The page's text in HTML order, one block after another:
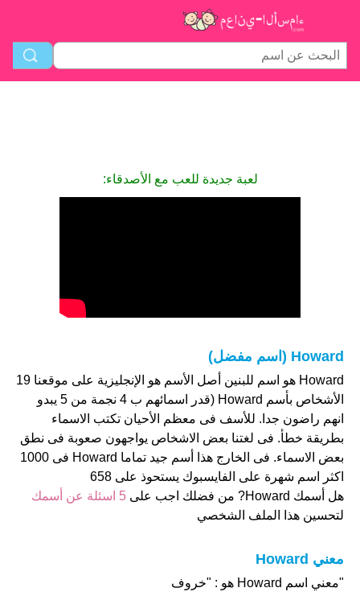
لعبة جديدة للعب مع الأصدقاء:
Howard (اسم مفضل)
Howard هو اسم للبنين أصل الأسم هو الإنجليزية على موقعنا 19
الأشخاص بأسم Howard (قدر اسمائهم ب 4 نجمة من 5 يبدو
انهم راضون جدا. للأسف فى معظم الأحيان تكتب الاسماء
بطريقة خطأ. فى لغتنا بعض الاشخاص يواجهون صعوبة فى نطق
بعض الاسماء. فى الخارج هذا أسم جيد تماما Howard فى 1000
اكثر اسم شهرة على الفايسبوك يستحوذ على 658
هل أسمك Howard? من فضلك اجب على
5 اسئلة عن أسمك
لتحسين هذا الملف الشخصي
معني Howard
"معني اسم Howard هو : "خروف